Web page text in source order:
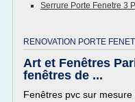
Serrure Porte Fenetre 3
RENOVATION PORTE
Art et Fenêtres
fenêtres de ...
Fenêtres pvc sur mesure